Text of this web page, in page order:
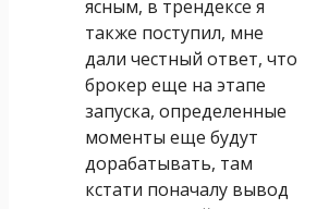
ясным, в трендексе я
также поступил, мне
дали честный ответ, что
брокер еще на этапе
запуска, определенные
моменты еще будут
дорабатывать, там
кстати поначалу вывод